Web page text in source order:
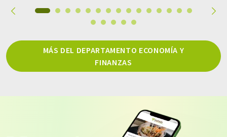
MÁS DEL DEPARTAMENTO ECONOMÍA Y
FINANZAS